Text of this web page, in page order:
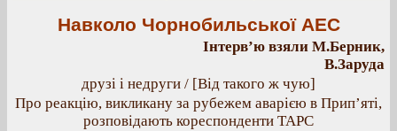
Навколо Чорнобильської АЕС
Інтерв’ю взяли М.Берник,
В.Заруда
друзі і недруги / [Від такого ж чую]
Про реакцію, викликану за рубежем аварією в Прип’яті,
розповідають кореспонденти ТАРС